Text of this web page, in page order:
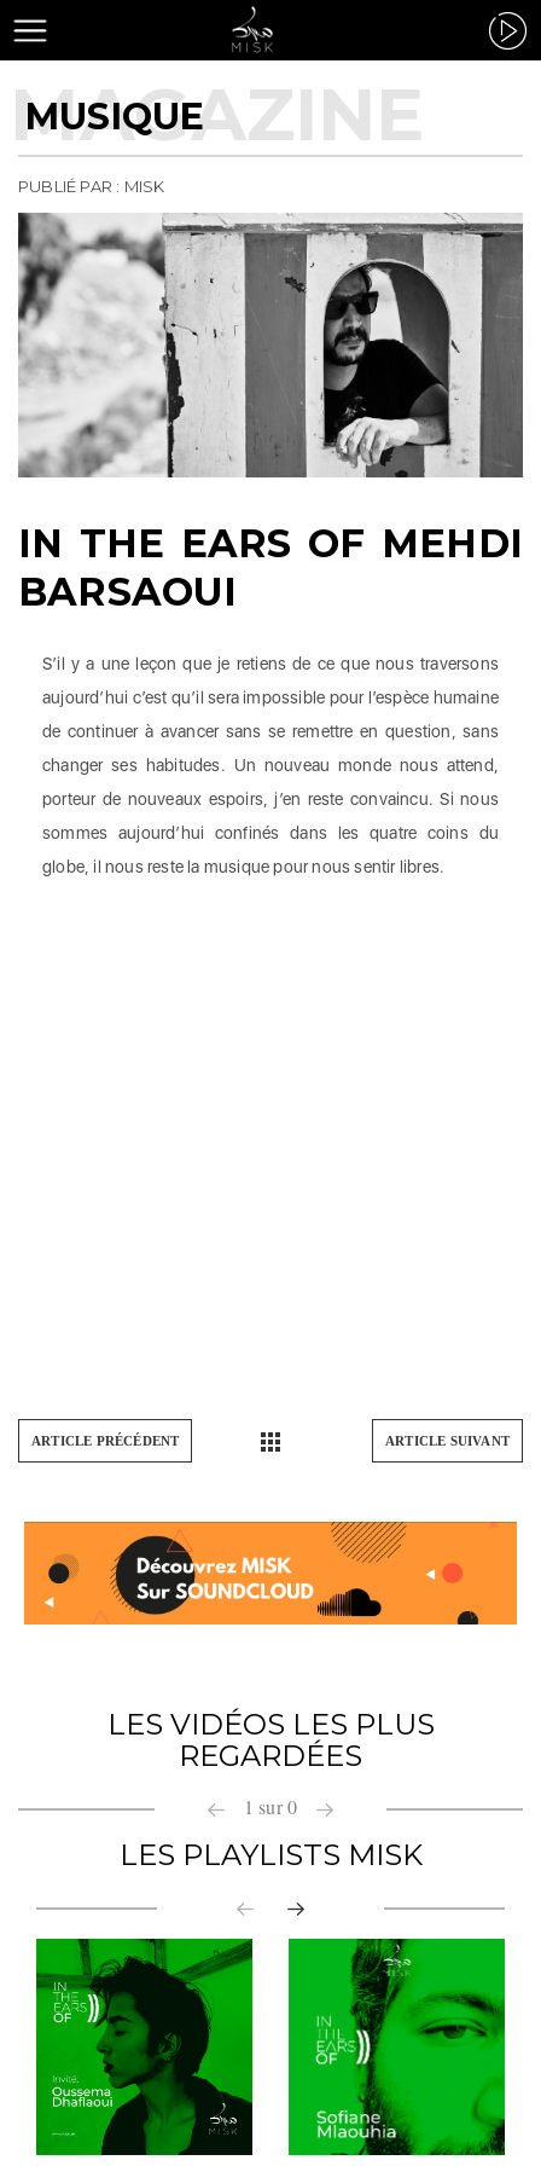
MUSIQUE
PUBLIÉ PAR : MISK
IN THE EARS OF MEHDI
BARSAOUI
S’il y a une leçon que je retiens de ce que nous traversons
aujourd’hui c’est qu’il sera impossible pour l’espèce humaine
de continuer à avancer sans se remettre en question, sans
changer ses habitudes. Un nouveau monde nous attend,
porteur de nouveaux espoirs, j’en reste convaincu. Si nous
sommes aujourd’hui confinés dans les quatre coins du
globe, il nous reste la musique pour nous sentir libres.
ARTICLE PRÉCÉDENT ARTICLE SUIVANT
LES VIDÉOS LES PLUS
REGARDÉES
1 sur0
LES PLAYLISTS MISK